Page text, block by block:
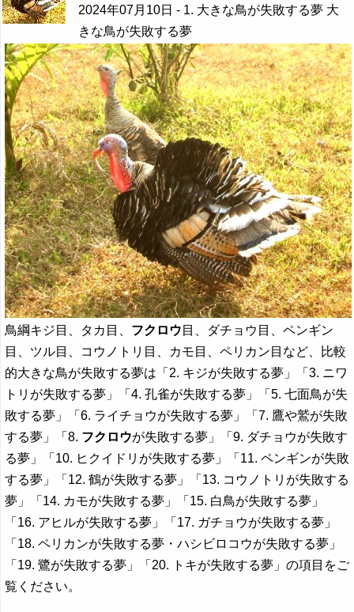
2024年07月10日 - 1. 大きな鳥が失敗する夢 大
きな鳥が失敗する夢
鳥綱キジ目、タカ目、 フクロウ 目、ダチョウ目、ペンギン
目、ツル目、コウノトリ目、カモ目、ペリカン目など、比較
的大きな鳥が失敗する夢は「2. キジが失敗する夢」「3. ニワ
トリが失敗する夢」「4. 孔雀が失敗する夢」「5. 七面鳥が失
敗する夢」「6. ライチョウが失敗する夢」「7. 鷹や鷲が失敗
する夢」「8. フクロウが失敗する夢」「9. ダチョウが失敗す
る夢」「10. ヒクイドリが失敗する夢」「11. ペンギンが失敗
する夢」「12. 鶴が失敗する夢」「13. コウノトリが失敗する
夢」「14. カモが失敗する夢」「15. 白鳥が失敗する夢」
「16. アヒルが失敗する夢」「17. ガチョウが失敗する夢」
「18. ペリカンが失敗する夢・ハシビロコウが失敗する夢」
「19. 鷺が失敗する夢」「20. トキが失敗する夢」の項目をご
覧ください。